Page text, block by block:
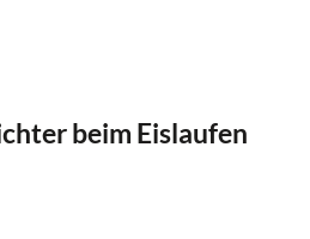
beim Eislaufen